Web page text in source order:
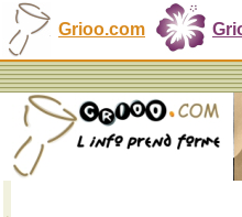
Grioo.com